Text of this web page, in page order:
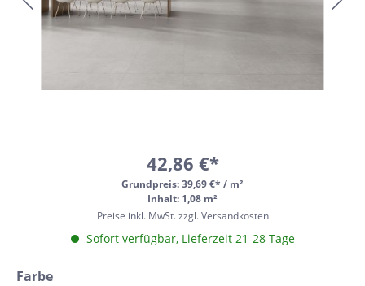
42,86 €*
Grundpreis:39,69 €* / m²
Inhalt: 1,08 m²
Preise inkl. MwSt. zzgl. Versandkosten
Sofort verfügbar, Lieferzeit 21-28 Tage
Farbe